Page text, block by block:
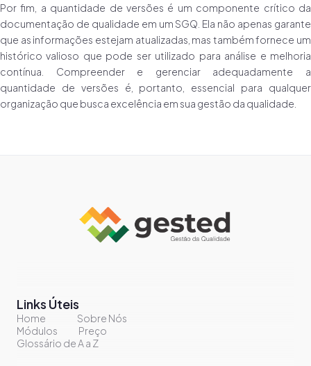
Por fim, a quantidade de versões é um componente crítico da
documentação de qualidade em um SGQ. Ela não apenas garante
que as informações estejam atualizadas, mas também fornece um
histórico valioso que pode ser utilizado para análise e melhoria
contínua. Compreender e gerenciar adequadamente a
quantidade de versões é, portanto, essencial para qualquer
organização que busca excelência em sua gestão da qualidade.
Links Úteis
Home
Sobre Nós
Módulos
Preço
Glossário de A a Z